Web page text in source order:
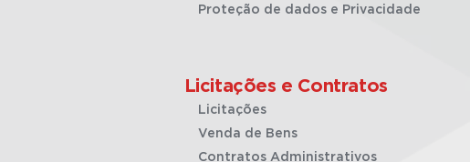
Proteção de dados e Privacidade
Licitações e Contratos
Licitações
Venda de Bens
Contratos Administrativos